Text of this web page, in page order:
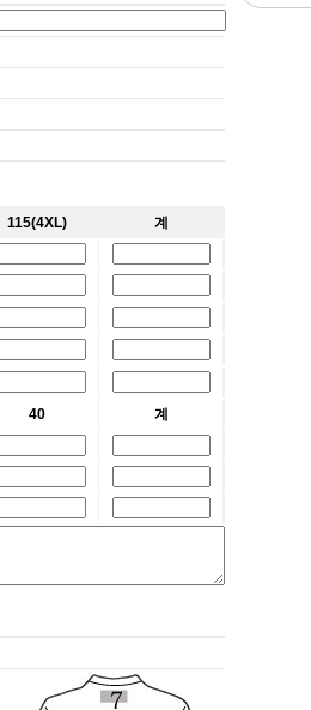
115(4XL) 계
40 계